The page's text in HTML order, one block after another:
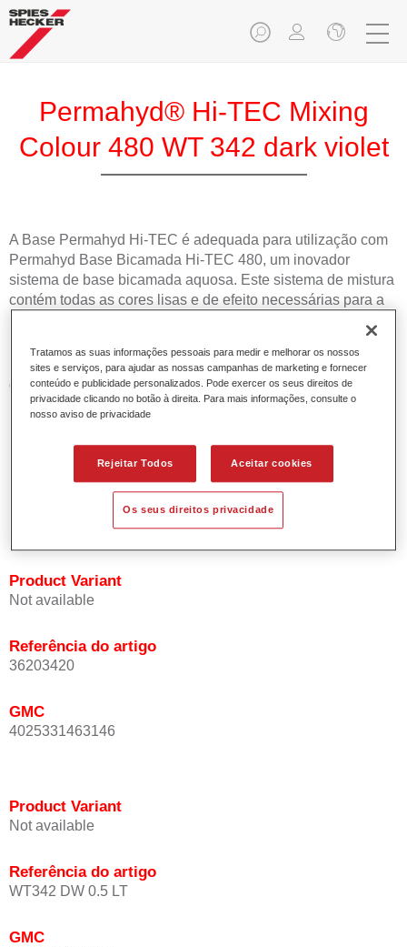
Permahyd® Hi-TEC Mixing
Colour 480 WT 342 dark violet
A Base Permahyd Hi-TEC é adequada para utilização com
Permahyd Base Bicamada Hi-TEC 480, um inovador
sistema de base bicamada aquosa. Este sistema de mistura
contém todas as cores lisas e de efeito necessárias para a
Características do produto
Simples e rápido de aplicar.
orientação de efeito.
Promove tempos de processo curtos.
Permite um disfarce fácil e fiável.
Proporciona uma óptima cobertura.
Utilizada na repintura de cores de efeito especial OEM.
Product Variant
Not available
Referência do artigo
36203420
GMC
4025331463146
Product Variant
Not available
Referência do artigo
WT342 DW 0.5 LT
GMC
Tratamos as suas informações pessoais para medir e melhorar os nossos
sites e serviços, para ajudar as nossas campanhas de marketing e fornecer
conteúdo e publicidade personalizados. Pode exercer os seus direitos de
privacidade clicando no botão à direita. Para mais informações, consulte o
nosso aviso de privacidade
Rejeitar Todos Aceitar cookies
Os seus direitos privacidade